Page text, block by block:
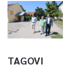
TAGOVI